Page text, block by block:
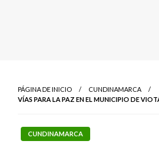
PÁGINA DE INICIO
CUNDINAMARCA
VÍAS PARA LA PAZ EN EL MUNICIPIO DE
CUNDINAMARCA